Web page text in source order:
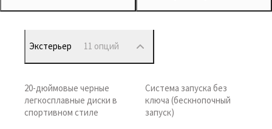
Экстерьер 11 опций
20-дюймовые черные
легкосплавные диски в
спортивном стиле
Система запуска без
ключа (бескнопочный
запуск)